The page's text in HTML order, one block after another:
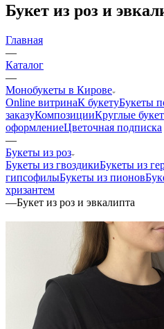
Букет из роз и
Главная
—
Каталог
—
Монобукеты в Кирове
Online витринаК букетуБукеты
заказуКомпозицииКруглые
оформлениеЦветочная подписка
—
Букеты из роз
Букеты из гвоздикиБукеты из
гипсофилыБукеты из пионов
хризантем
—Букет из роз и эвкалипта